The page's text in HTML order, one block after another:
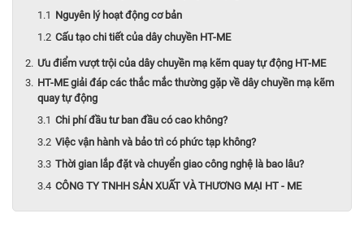
Nguyên lý hoạt động cơ bản
Cấu tạo chi tiết của dây chuyền HT-ME
Ưu điểm vượt trội của dây chuyền mạ kẽm quay tự động HT-ME
HT-ME giải đáp các thắc mắc thường gặp về dây chuyền mạ kẽm
quay tự động
Chi phí đầu tư ban đầu có cao không?
Việc vận hành và bảo trì có phức tạp không?
Thời gian lắp đặt và chuyển giao công nghệ là bao lâu?
CÔNG TY TNHH SẢN XUẤT VÀ THƯƠNG MẠI HT - ME